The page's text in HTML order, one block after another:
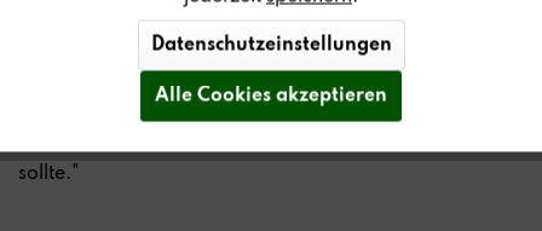
Der A200 ist ein sehr attraktiver, klangstarker
Lautsprecher, den man für besten Klang auf jeden Fall
sollte."
Datenschutzeinstellungen
Alle Cookies akzeptieren